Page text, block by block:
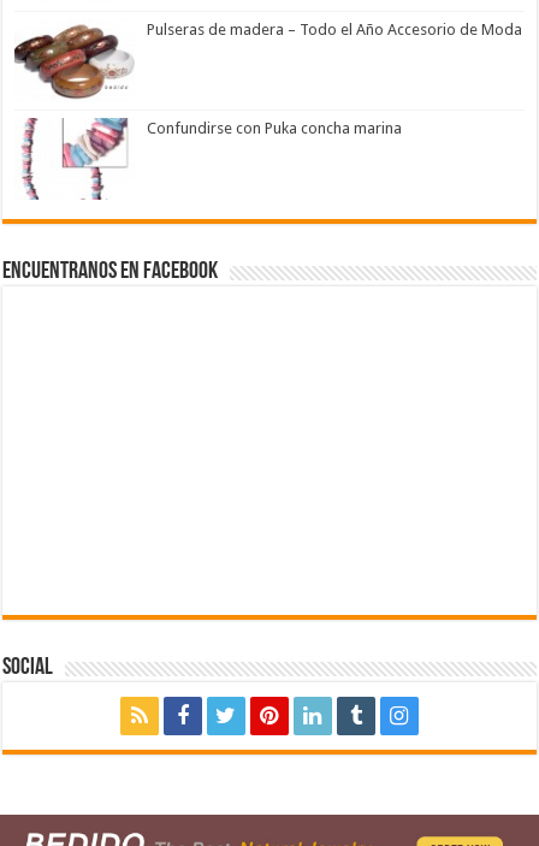
Pulseras de madera – Todo el Año Accesorio de Moda
Confundirse con Puka concha marina
Encuentranos en Facebook
Social